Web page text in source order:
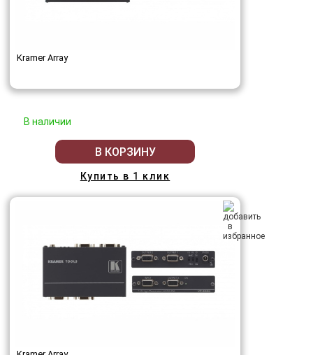
Kramer Array
В наличии
В КОРЗИНУ
Купить в 1 клик